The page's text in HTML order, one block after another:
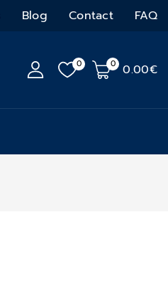
Blog Contact FAQ
0 0 0.00€